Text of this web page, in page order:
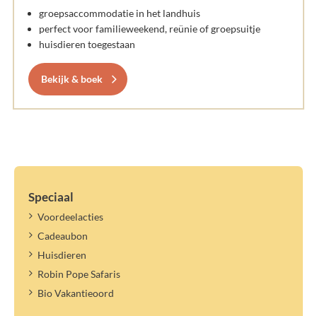
groepsaccommodatie in het landhuis
perfect voor familieweekend, reünie of groepsuitje
huisdieren toegestaan
Bekijk & boek
Speciaal
Voordeelacties
Cadeaubon
Huisdieren
Robin Pope Safaris
Bio Vakantieoord